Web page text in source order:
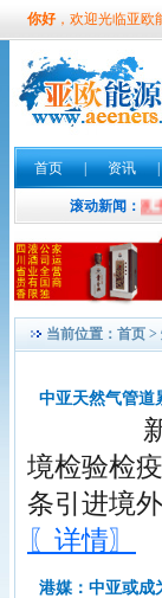
你好，欢迎光临亚欧
首页 | 资讯 |
滚动新闻：
书法界实力派书法
当前位置： 首页 >
中亚天然气管道
新华网
境检验检
条引进境
〖详情〗
港媒：中亚或成